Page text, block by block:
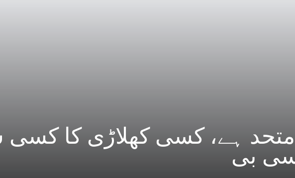
فلسطینی مسلمانوں سے
اسرائیل نے اپنے
ہے، کسی کھلاڑی کا کسی
سی بی